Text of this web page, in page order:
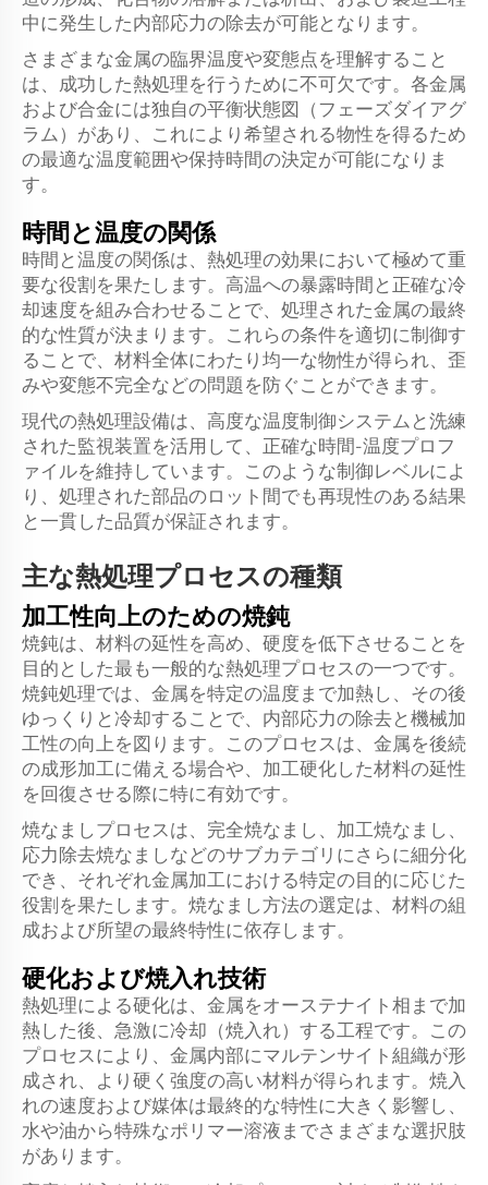
中に発生した内部応力の除去が可能となります。
さまざまな金属の臨界温度や変態点を理解すること
は、成功した熱処理を行うために不可欠です。各金属
および合金には独自の平衡状態図（フェーズダイアグ
ラム）があり、これにより希望される物性を得るため
の最適な温度範囲や保持時間の決定が可能になりま
す。
時間と温度の関係
時間と温度の関係は、熱処理の効果において極めて重
要な役割を果たします。高温への暴露時間と正確な冷
却速度を組み合わせることで、処理された金属の最終
的な性質が決まります。これらの条件を適切に制御す
ることで、材料全体にわたり均一な物性が得られ、歪
みや変態不完全などの問題を防ぐことができます。
現代の熱処理設備は、高度な温度制御システムと洗練
された監視装置を活用して、正確な時間-温度プロフ
ァイルを維持しています。このような制御レベルによ
り、処理された部品のロット間でも再現性のある結果
と一貫した品質が保証されます。
主な熱処理プロセスの種類
加工性向上のための焼鈍
焼鈍は、材料の延性を高め、硬度を低下させることを
目的とした最も一般的な熱処理プロセスの一つです。
焼鈍処理では、金属を特定の温度まで加熱し、その後
ゆっくりと冷却することで、内部応力の除去と機械加
工性の向上を図ります。このプロセスは、金属を後続
の成形加工に備える場合や、加工硬化した材料の延性
を回復させる際に特に有効です。
焼なましプロセスは、完全焼なまし、加工焼なまし、
応力除去焼なましなどのサブカテゴリにさらに細分化
でき、それぞれ金属加工における特定の目的に応じた
役割を果たします。焼なまし方法の選定は、材料の組
成および所望の最終特性に依存します。
硬化および焼入れ技術
熱処理による硬化は、金属をオーステナイト相まで加
熱した後、急激に冷却（焼入れ）する工程です。この
プロセスにより、金属内部にマルテンサイト組織が形
成され、より硬く強度の高い材料が得られます。焼入
れの速度および媒体は最終的な特性に大きく影響し、
水や油から特殊なポリマー溶液までさまざまな選択肢
があります。